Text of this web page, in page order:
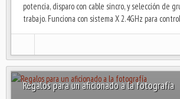
potencia, disparo con cable sincro, y selección de
trabajo. Funciona con sistema X 2.4GHz para
Regalos para un aficionado a la fotografía